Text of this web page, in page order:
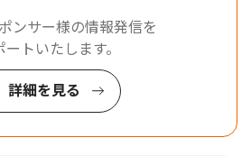
ンサー様の情報発信を
ートいたします。
詳細を見る